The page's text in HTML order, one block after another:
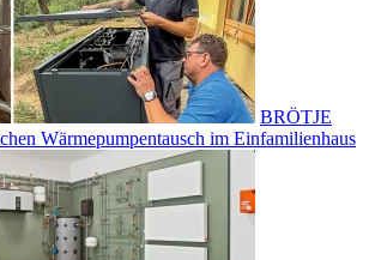
BRÖTJE
Wärmepumpentausch im Einfamilienhaus